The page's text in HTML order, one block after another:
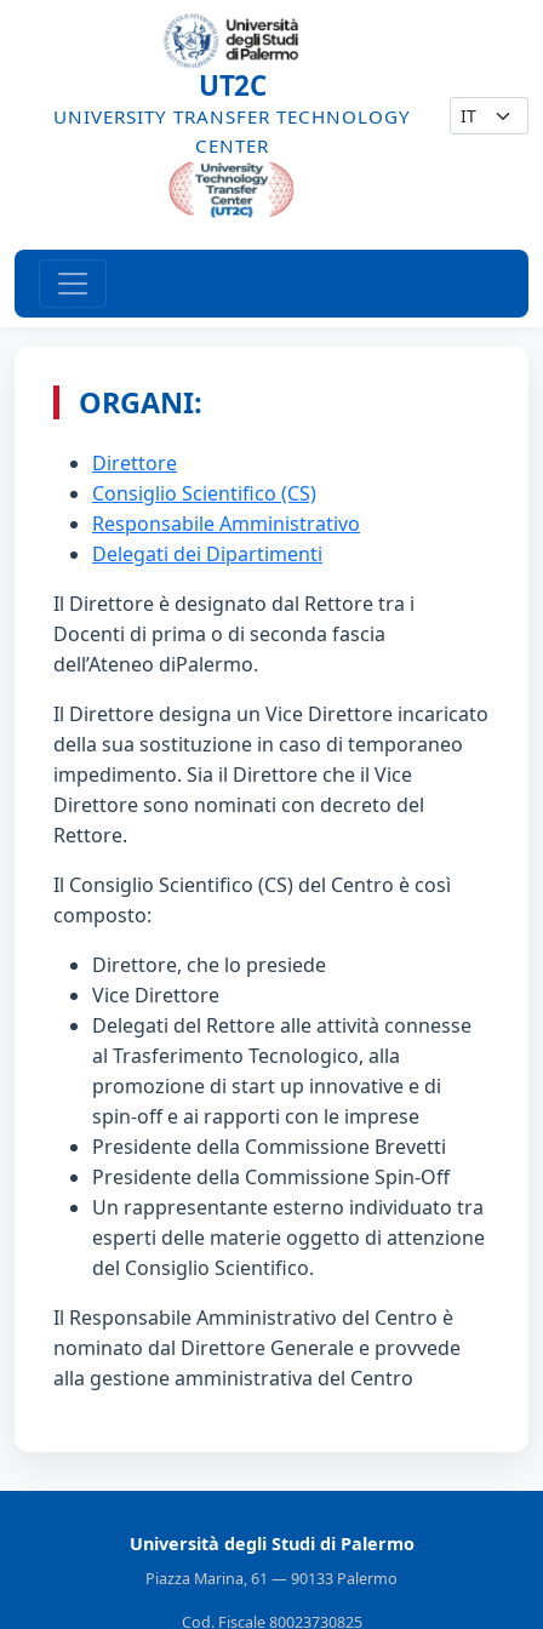
UT2C
UNIVERSITY TRANSFER TECHNOLOGY
CENTER
ORGANI:
Direttore
Consiglio Scientifico (CS)
Responsabile Amministrativo
Delegati dei Dipartimenti
Il Direttore è designato dal Rettore tra i
Docenti di prima o di seconda fascia
dell’Ateneo diPalermo.
Il Direttore designa un Vice Direttore incaricato
della sua sostituzione in caso di temporaneo
impedimento. Sia il Direttore che il Vice
Direttore sono nominati con decreto del
Rettore.
Il Consiglio Scientifico (CS) del Centro è così
composto:
Direttore, che lo presiede
Vice Direttore
Delegati del Rettore alle attività connesse
al Trasferimento Tecnologico, alla
promozione di start up innovative e di
spin-off e ai rapporti con le imprese
Presidente della Commissione Brevetti
Presidente della Commissione Spin-Off
Un rappresentante esterno individuato tra
esperti delle materie oggetto di attenzione
del Consiglio Scientifico.
Il Responsabile Amministrativo del Centro è
nominato dal Direttore Generale e provvede
alla gestione amministrativa del Centro
Università degli Studi di Palermo
Piazza Marina, 61 — 90133 Palermo
Cod. Fiscale 80023730825